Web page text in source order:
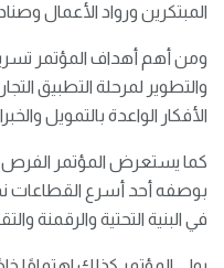
المبتكرين ورواد الأعمال
ومن أهم أهداف المؤتمر
والتطوير لمرحلة التطبيق
الأفكار الواعدة بالتمويل
كما يستعرض المؤتمر الفرص
بوصفه أحد أسرع القطاعات
في البنية التحتية والرقمنة